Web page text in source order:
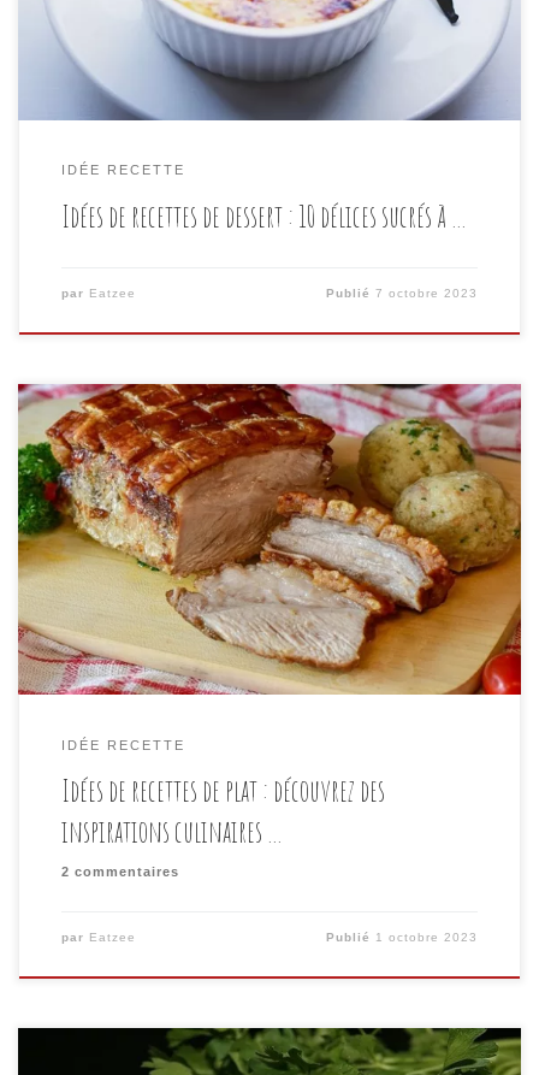
nous allons explorer dix délicieuses idées de recettes
dessert […]
IDÉE RECETTE
Idées de recettes de dessert : 10 délices sucrés à …
par Eatzee Publié7 octobre 2023
Vous êtes à la recherche d’une idée recette plat
originale pour impressionner vos convives lors de
votre prochain dîner ? Ne cherchez pas plus loin !
Dans cet article, nous allons explorer diverses idées
de recettes de plats délicieuses et créatives qui
éveilleront vos papilles et éblouiront vos invités. Que
IDÉE RECETTE
Idées de recettes de plat : découvrez des
inspirations culinaires …
2 commentaires
par Eatzee Publié 1 octobre 2023